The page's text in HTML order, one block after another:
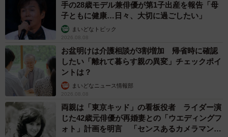
初めて生物学の本を読んだ時に、1番インパクトがあったの
がクジャクに代表される性淘汰だったので、第1話目の題材
としました。メスの選り好みがオスの形質を変えていく。
しかもそれが生存にまったく役に立たない、という非合理
性が衝撃的すぎて、この面白さをそのまま伝えたくて漫画
にしました。
ー「モテているように見せる戦略」など、心理戦の要素も
すごく面白かったです。恋愛中の人間と動物は似ているの
手の28歳モデル兼俳優が第1子出産を報告「母
子ともに健康…日々、大切に過ごしたい」
まいどなトピック
2026.08.08
お盆明けは介護相談が3割増加 帰省時に確認
したい「離れて暮らす親の異変」チェックポイ
ントは？
まいどなニュース情報部
2026.08.08
両親は「東京キッド」の看板役者 ライダー演
じた42歳元俳優が再婚妻との「ウエディングフ
ォト」計画を明言 「センスあるカメラマン求